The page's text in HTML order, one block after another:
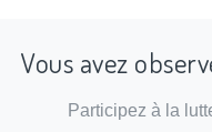
Vous avez
Participez à la